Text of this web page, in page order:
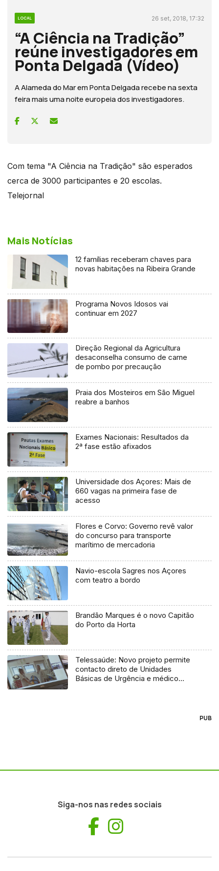
LOCAL 26 set, 2018, 17:32
“A Ciência na Tradição”
reúne investigadores em
Ponta Delgada (Vídeo)
A Alameda do Mar em Ponta Delgada recebe na sexta
feira mais uma noite europeia dos investigadores.
Com tema "A Ciência na Tradição" são esperados
cerca de 3000 participantes e 20 escolas.
Telejornal
Mais Notícias
12 famílias receberam chaves para
novas habitações na Ribeira Grande
Programa Novos Idosos vai
continuar em 2027
Direção Regional da Agricultura
desaconselha consumo de carne
de pombo por precaução
Praia dos Mosteiros em São Miguel
reabre a banhos
Exames Nacionais: Resultados da
2ª fase estão afixados
Universidade dos Açores: Mais de
660 vagas na primeira fase de
acesso
Flores e Corvo: Governo revê valor
do concurso para transporte
marítimo de mercadoria
Navio-escola Sagres nos Açores
com teatro a bordo
Brandão Marques é o novo Capitão
do Porto da Horta
Telessaúde: Novo projeto permite
contacto direto de Unidades
Básicas de Urgência e médico
PUB
Siga-nos nas redes sociais
Facebook